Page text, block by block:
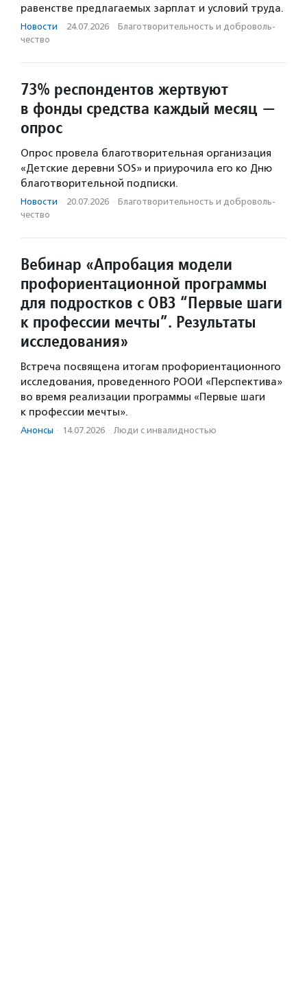
равенстве предлагаемых зарплат и условий труда.
Новости · 24.07.2026 · Благотвори­тель­ность и доброволь­
чест­во
73% респондентов жертвуют
в фонды средства каждый месяц —
опрос
Опрос провела благотворительная организация
«Детские деревни SOS» и приурочила его ко Дню
благотворительной подписки.
Новости · 20.07.2026 · Благотвори­тель­ность и доброволь­
чест­во
Вебинар «Апробация модели
профориентационной программы
для подростков с ОВЗ “Первые шаги
к профессии мечты”. Результаты
исследования»
Встреча посвящена итогам профориентационного
исследования, проведенного РООИ «Перспектива»
во время реализации программы «Первые шаги
к профессии мечты».
Анонсы · 14.07.2026 · Люди с инвалидностью